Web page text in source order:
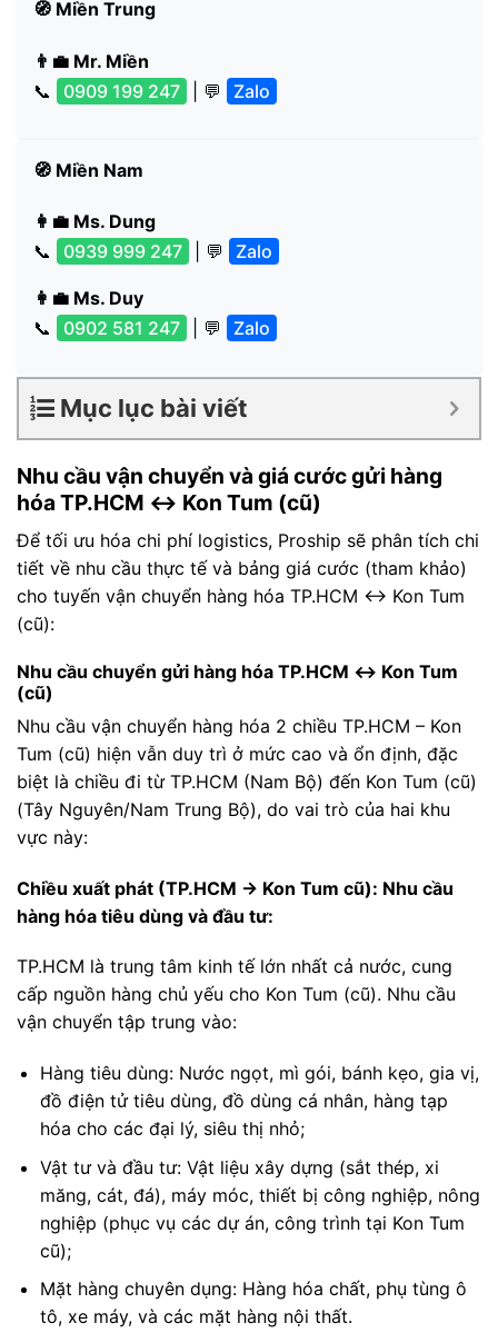
🧭 Miền Trung
👨‍💼 Mr. Miền
📞
0909 199 247 | 💬 Zalo
🧭 Miền Nam
👩‍💼 Ms. Dung
📞
0939 999 247 | 💬 Zalo
👩‍💼 Ms. Duy
📞
0902 581 247 | 💬 Zalo
Mục lục bài viết
Nhu cầu vận chuyển và giá cước gửi hàng
hóa TP.HCM ↔ Kon Tum (cũ)
Để tối ưu hóa chi phí logistics, Proship sẽ phân tích chi
tiết về nhu cầu thực tế và bảng giá cước (tham khảo)
cho tuyến vận chuyển hàng hóa TP.HCM ↔ Kon Tum
(cũ):
Nhu cầu chuyển gửi hàng hóa TP.HCM ↔ Kon Tum
(cũ)
Nhu cầu vận chuyển hàng hóa 2 chiều TP.HCM – Kon
Tum (cũ) hiện vẫn duy trì ở mức cao và ổn định, đặc
biệt là chiều đi từ TP.HCM (Nam Bộ) đến Kon Tum (cũ)
(Tây Nguyên/Nam Trung Bộ), do vai trò của hai khu
vực này:
Chiều xuất phát (TP.HCM → Kon Tum cũ): Nhu cầu
hàng hóa tiêu dùng và đầu tư:
TP.HCM là trung tâm kinh tế lớn nhất cả nước, cung
cấp nguồn hàng chủ yếu cho Kon Tum (cũ). Nhu cầu
vận chuyển tập trung vào:
Hàng tiêu dùng: Nước ngọt, mì gói, bánh kẹo, gia vị,
đồ điện tử tiêu dùng, đồ dùng cá nhân, hàng tạp
hóa cho các đại lý, siêu thị nhỏ;
Vật tư và đầu tư: Vật liệu xây dựng (sắt thép, xi
măng, cát, đá), máy móc, thiết bị công nghiệp, nông
nghiệp (phục vụ các dự án, công trình tại Kon Tum
cũ);
Mặt hàng chuyên dụng: Hàng hóa chất, phụ tùng ô
tô, xe máy, và các mặt hàng nội thất.